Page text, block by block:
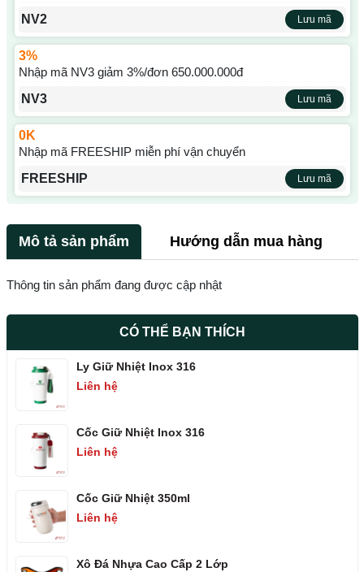
NV2
Lưu mã
3%
Nhập mã NV3 giảm 3%/đơn 650.000.000đ
NV3
Lưu mã
0K
Nhập mã FREESHIP miễn phí vận chuyển
FREESHIP
Lưu mã
Mô tả sản phẩm Hướng dẫn mua hàng
Thông tin sản phẩm đang được cập nhật
CÓ THỂ BẠN THÍCH
Ly Giữ Nhiệt Inox 316
Liên hệ
Cốc Giữ Nhiệt Inox 316
Liên hệ
Cốc Giữ Nhiệt 350ml
Liên hệ
Xô Đá Nhựa Cao Cấp 2 Lớp